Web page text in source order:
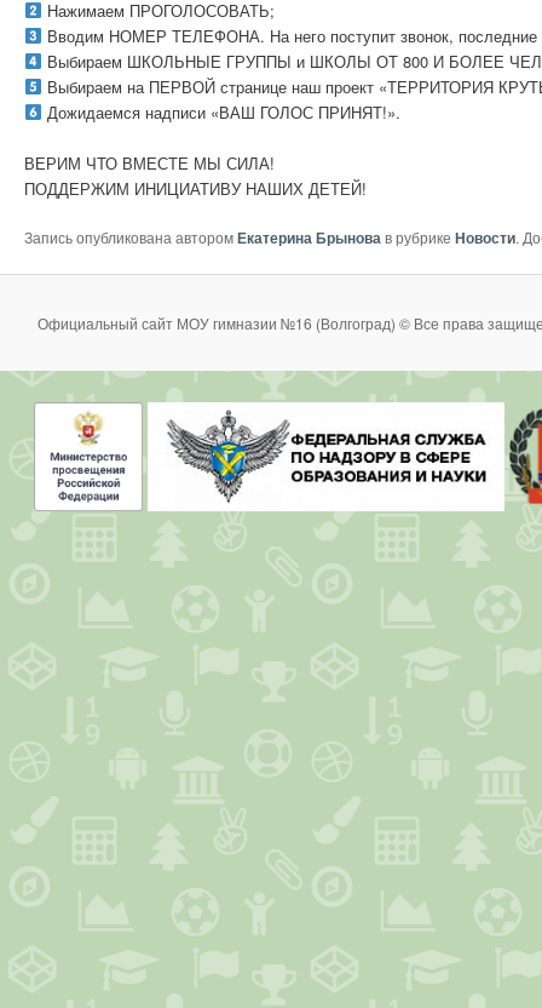
Нажимаем ПРОГОЛОСОВАТЬ;
Вводим НОМЕР ТЕЛЕФОНА. На него поступит звонок, последние
Выбираем ШКОЛЬНЫЕ ГРУППЫ и ШКОЛЫ ОТ 800 И БОЛЕЕ
Выбираем на ПЕРВОЙ странице наш проект «ТЕРРИТОРИЯ
Дожидаемся надписи «ВАШ ГОЛОС ПРИНЯТ!».
ВЕРИМ ЧТО ВМЕСТЕ МЫ СИЛА!
ПОДДЕРЖИМ ИНИЦИАТИВУ НАШИХ ДЕТЕЙ!
Запись опубликована авторомЕкатерина Брыновав рубрике Новости.
Официальный сайт МОУ гимназии №16 (Волгоград) © Все права